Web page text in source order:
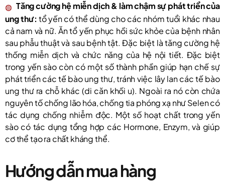
Tăng cường hệ miễn dịch & làm chậm sự phát triển của
ung thư: tổ yến có thể dùng cho các nhóm tuổi khác nhau
cả nam và nữ. Ăn tổ yến phục hồi sức khỏe của bệnh nhân
sau phẫu thuật và sau bệnh tật. Đặc biệt là tăng cường hệ
thống miễn dịch và chức năng của hệ nội tiết. Đặc biệt
trong yến sào còn có một số thành phần giúp hạn chế sự
phát triển các tế bào ung thư, tránh việc lây lan các tế bào
ung thư ra chỗ khác (di căn khối u). Ngoài ra nó còn chứa
nguyên tố chống lão hóa, chống tia phóng xạ như Selen có
tác dụng chống nhiễm độc. Một số hoạt chất trong yến
sào có tác dụng tổng hợp các Hormone, Enzym, và giúp
cơ thể tạo ra chất kháng thể.
Hướng dẫn mua hàng